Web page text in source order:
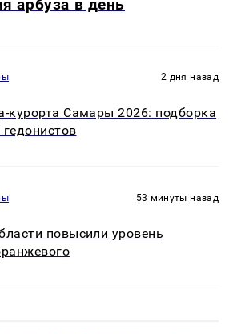
арбуза в день
2 дня назад
курорта Самары 2026: подборка
53 минуты назад
повысили уровень